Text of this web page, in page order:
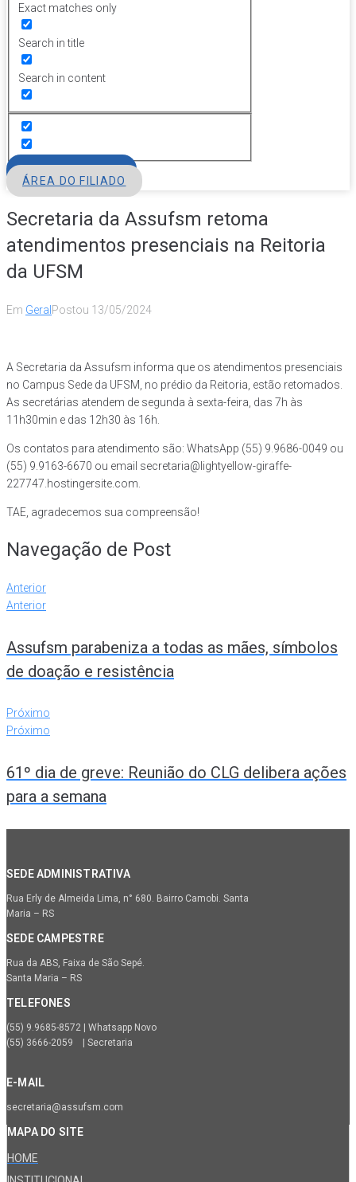
Exact matches only
Search in title
Search in content
ÁREA DO FILIADO
Secretaria da Assufsm retoma
atendimentos presenciais na Reitoria
da UFSM
Em Geral Postou 13/05/2024
A Secretaria da Assufsm informa que os atendimentos presenciais
no Campus Sede da UFSM, no prédio da Reitoria, estão retomados.
As secretárias atendem de segunda à sexta-feira, das 7h às
11h30min e das 12h30 às 16h.
Os contatos para atendimento são: WhatsApp (55) 9.9686-0049 ou
(55) 9.9163-6670 ou email secretaria@lightyellow-giraffe-
227747.hostingersite.com.
TAE, agradecemos sua compreensão!
Navegação de Post
Anterior
Anterior
Assufsm parabeniza a todas as mães, símbolos
de doação e resistência
Próximo
Próximo
61º dia de greve: Reunião do CLG delibera ações
para a semana
SEDE ADMINISTRATIVA
Rua Erly de Almeida Lima, n° 680. Bairro Camobi. Santa
Maria – RS
SEDE CAMPESTRE
Rua da ABS, Faixa de São Sepé.
Santa Maria – RS
TELEFONES
(55) 9.9685-8572 | Whatsapp Novo
(55) 3666-2059 | Secretaria
E-MAIL
secretaria@assufsm.com
MAPA DO SITE
HOME